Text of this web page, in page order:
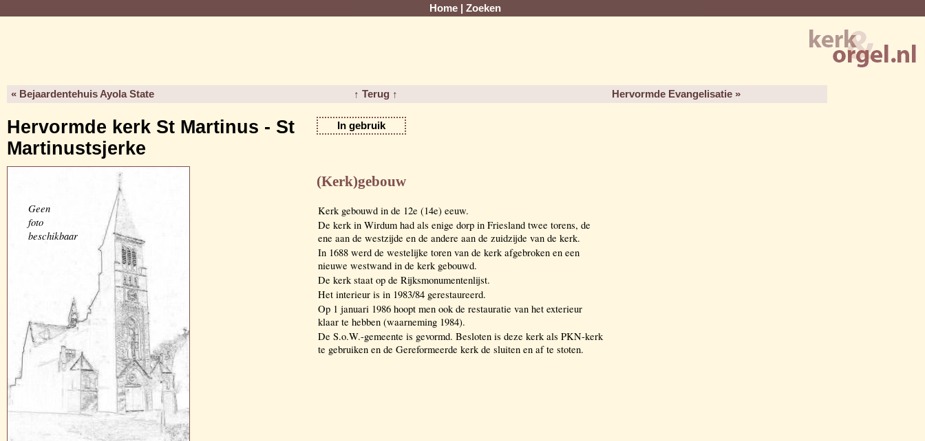
Home Zoeken
« Bejaardentehuis Ayola State ↑ Terug ↑ Hervormde Evangelisatie »
Hervormde kerk St Martinus - St
Martinustsjerke
In gebruik
Geen
foto
beschikbaar
(Kerk)gebouw
Kerk gebouwd in de 12e (14e) eeuw.
De kerk in Wirdum had als enige dorp in Friesland twee torens, de
ene aan de westzijde en de andere aan de zuidzijde van de kerk.
In 1688 werd de westelijke toren van de kerk afgebroken en een
nieuwe westwand in de kerk gebouwd.
De kerk staat op de Rijksmonumentenlijst.
Het interieur is in 1983/84 gerestaureerd.
Op 1 januari 1986 hoopt men ook de restauratie van het exterieur
klaar te hebben (waarneming 1984).
De S.o.W.-gemeente is gevormd. Besloten is deze kerk als PKN-kerk
te gebruiken en de Gereformeerde kerk de sluiten en af te stoten.